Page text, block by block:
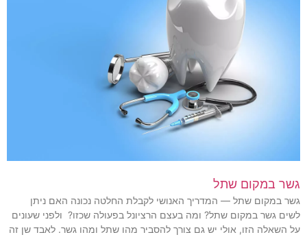
גשר במקום שתל
גשר במקום שתל — המדריך האנושי לקבלת החלטה נכונה האם ניתן
לשים גשר במקום שתל? ומה בעצם הרציונל בפעולה שכזו? ולפני שעונים
על השאלה הזו, אולי יש גם צורך להסביר מהו שתל ומהו גשר. לאבד שן זה